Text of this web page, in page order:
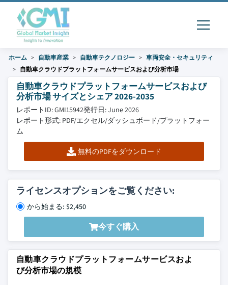
ホーム 自動車産業 自動車テクノロジー
車両安全・セキュリティ
自動車クラウドプラットフォームサービスおよび分析市場
自動車クラウドプラットフォームサービスおよび
分析市場 サイズとシェア 2026-2035
レポートID: GMI15942発行日: June 2026
レポート形式: PDF/エクセル/ダッシュボード/プラットフォー
ム
無料のPDFをダウンロード
ライセンスオプションをご覧ください:
から始まる: $2,450
今すぐ購入
自動車クラウドプラットフォームサービスおよ
び分析市場の規模